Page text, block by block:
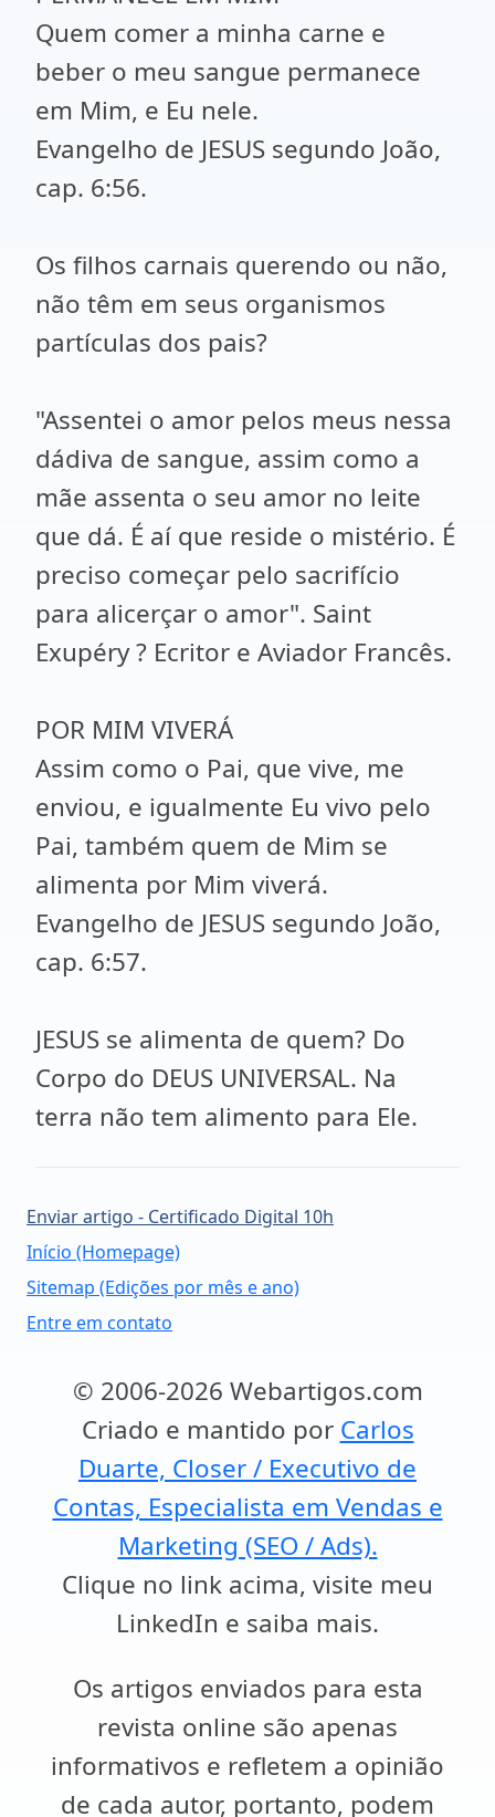
Quem comer a minha carne e
beber o meu sangue permanece
em Mim, e Eu nele.
Evangelho de JESUS segundo João,
cap. 6:56.
Os filhos carnais querendo ou não,
não têm em seus organismos
partículas dos pais?
"Assentei o amor pelos meus nessa
dádiva de sangue, assim como a
mãe assenta o seu amor no leite
que dá. É aí que reside o mistério. É
preciso começar pelo sacrifício
para alicerçar o amor". Saint
Exupéry ? Ecritor e Aviador Francês.
POR MIM VIVERÁ
Assim como o Pai, que vive, me
enviou, e igualmente Eu vivo pelo
Pai, também quem de Mim se
alimenta por Mim viverá.
Evangelho de JESUS segundo João,
cap. 6:57.
JESUS se alimenta de quem? Do
Corpo do DEUS UNIVERSAL. Na
terra não tem alimento para Ele.
Enviar artigo - Certificado Digital 10h
Início (Homepage)
Sitemap (Edições por mês e ano)
Entre em contato
© 2006-2026 Webartigos.com
Criado e mantido por Carlos
Duarte, Closer / Executivo de
Contas, Especialista em Vendas e
Marketing (SEO / Ads).
Clique no link acima, visite meu
LinkedIn e saiba mais.
Os artigos enviados para esta
revista online são apenas
informativos e refletem a opinião
de cada autor, portanto, podem